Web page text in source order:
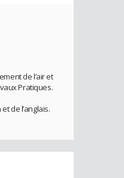
de l’air et
Pratiques.
de l’anglais.